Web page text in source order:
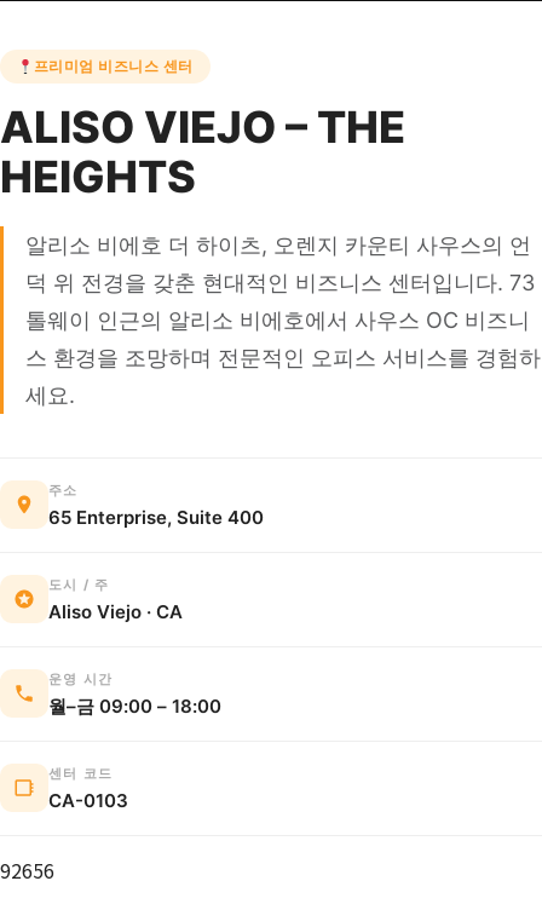
프리미엄 비즈니스 센터
ALISO VIEJO – THE
HEIGHTS
알리소 비에호 더 하이츠, 오렌지 카운티 사우스의 언
덕 위 전경을 갖춘 현대적인 비즈니스 센터입니다. 73
톨웨이 인근의 알리소 비에호에서 사우스 OC 비즈니
스 환경을 조망하며 전문적인 오피스 서비스를 경험하
세요.
주소
65 Enterprise, Suite 400
도시 / 주
Aliso Viejo · CA
운영 시간
월–금 09:00 – 18:00
센터 코드
CA-0103
92656